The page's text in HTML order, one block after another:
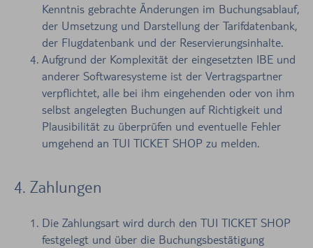
Kenntnis gebrachte Änderungen im Buchungsablauf,
der Umsetzung und Darstellung der Tarifdatenbank,
der Flugdatenbank und der Reservierungsinhalte.
Aufgrund der Komplexität der eingesetzten IBE und
anderer Softwaresysteme ist der Vertragspartner
verpflichtet, alle bei ihm eingehenden oder von ihm
selbst angelegten Buchungen auf Richtigkeit und
Plausibilität zu überprüfen und eventuelle Fehler
umgehend an TUI TICKET SHOP zu melden.
4. Zahlungen
Die Zahlungsart wird durch den TUI TICKET SHOP
festgelegt und über die Buchungsbestätigung